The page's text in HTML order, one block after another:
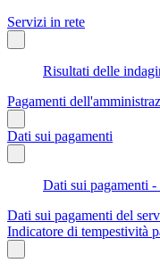
Servizi in rete
Risultati delle
Pagamenti
Dati sui pagamenti
Dati sui pagamenti
Dati sui pagamenti del
Indicatore di tempestività